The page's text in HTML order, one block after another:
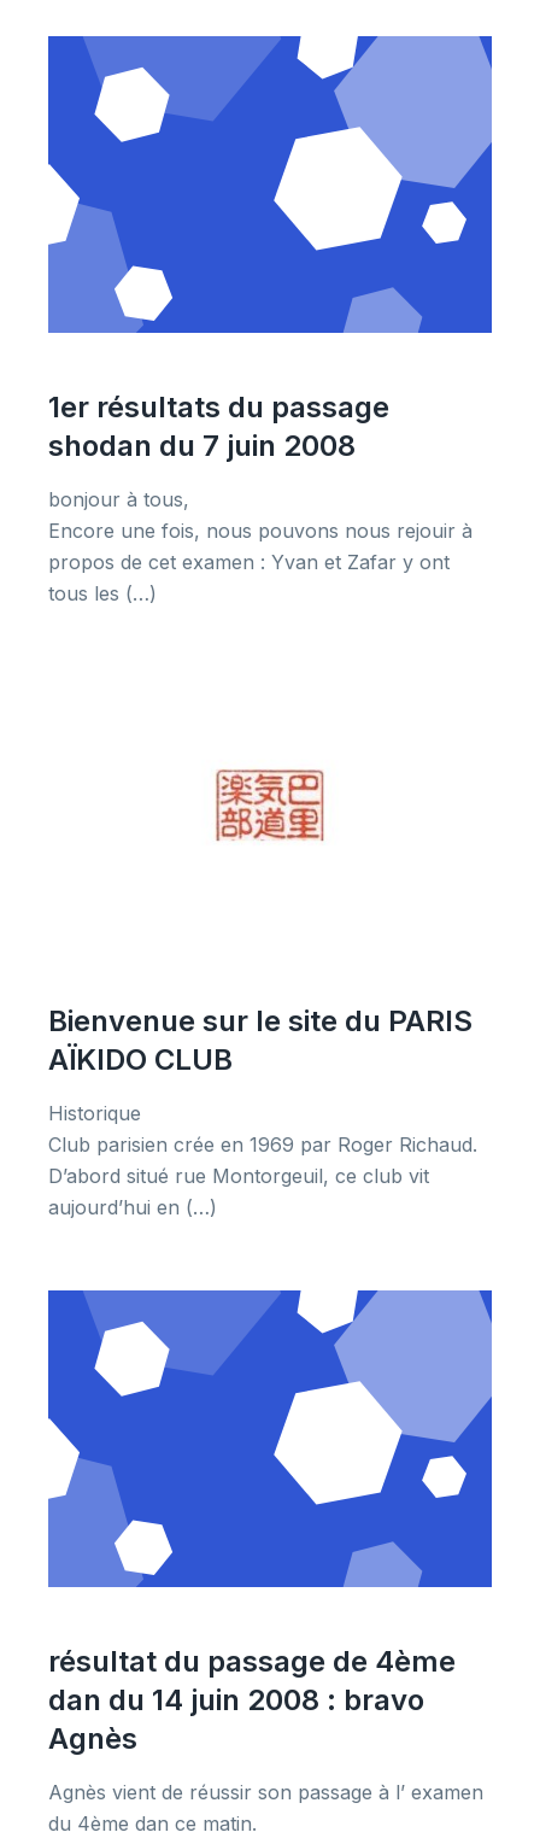
1er résultats du passage
shodan du 7 juin 2008
bonjour à tous,
Encore une fois, nous pouvons nous rejouir à
propos de cet examen : Yvan et Zafar y ont
tous les (…)
Bienvenue sur le site du PARIS
AÏKIDO CLUB
Historique
Club parisien crée en 1969 par Roger Richaud.
D’abord situé rue Montorgeuil, ce club vit
aujourd’hui en (…)
résultat du passage de 4ème
dan du 14 juin 2008 : bravo
Agnès
Agnès vient de réussir son passage à l’ examen
du 4ème dan ce matin.